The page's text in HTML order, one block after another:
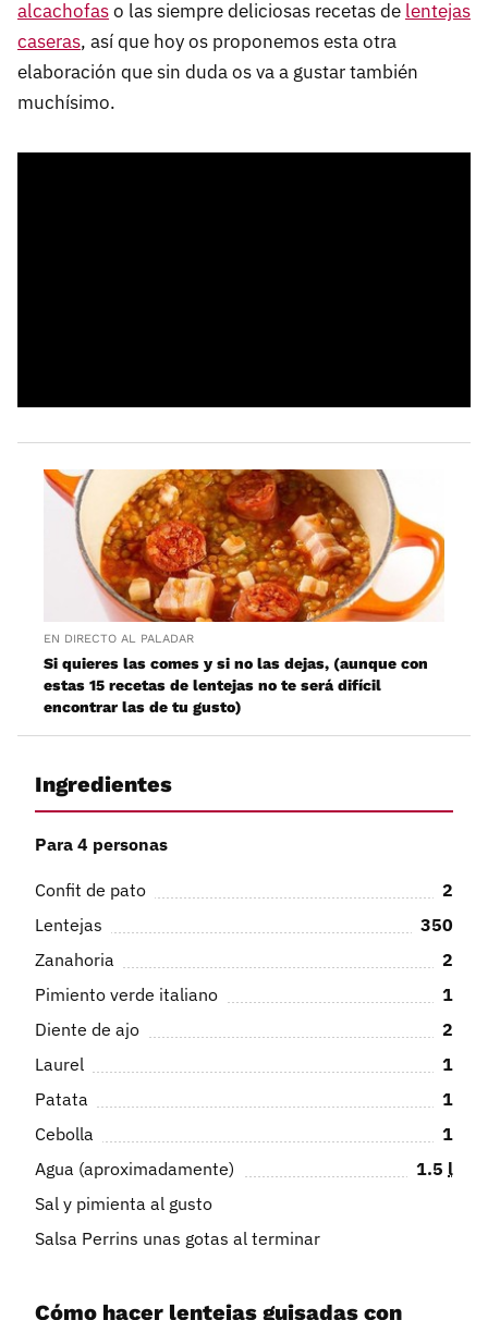
alcachofaso las siempre deliciosas recetas de lentejas
caseras, así que hoy os proponemos esta otra
elaboración que sin duda os va a gustar también
muchísimo.
EN DIRECTO AL PALADAR
Si quieres las comes y si no las dejas, (aunque con
estas 15 recetas de lentejas no te será difícil
encontrar las de tu gusto)
Ingredientes
Para 4 personas
Confit de pato
2
Lentejas
350
Zanahoria
2
Pimiento verde italiano
1
Diente de ajo
2
Laurel
1
Patata
1
Cebolla
1
Agua (aproximadamente)
1.5 l
Sal y pimienta al gusto
Salsa Perrins unas gotas al terminar
Cómo hacer lentejas guisadas con